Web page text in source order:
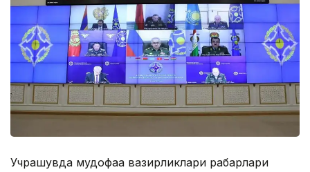
Учрашувда мудофаа вазирликлари раҳбарлари